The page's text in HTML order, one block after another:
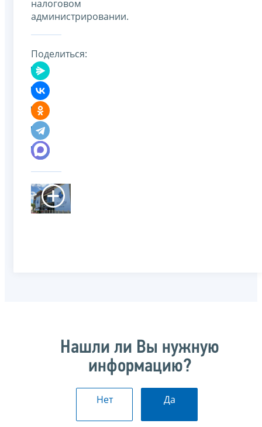
налоговом
администрировании.
Поделиться:
Нашли ли Вы нужную
информацию?
Нет Да